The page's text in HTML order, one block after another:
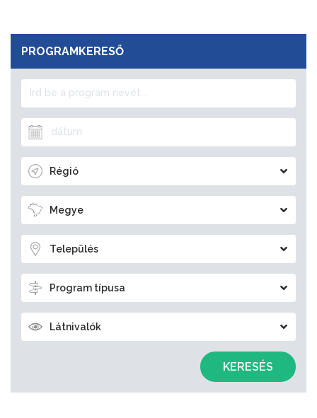
PROGRAMKERESŐ
Régió
Megye
Település
Program típusa
Látnivalók
KERESÉS